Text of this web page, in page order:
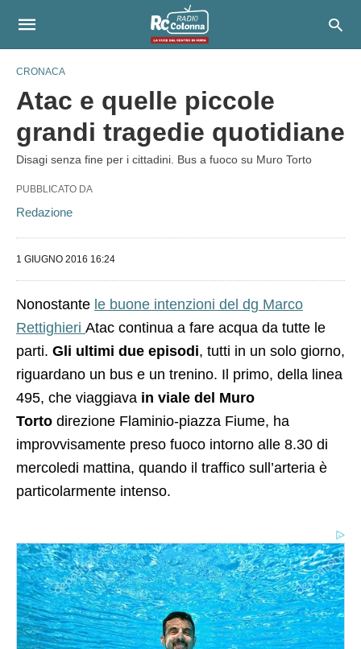
CRONACA
Atac e quelle piccole
grandi tragedie quotidiane
Disagi senza fine per i cittadini. Bus a fuoco su Muro Torto
PUBBLICATO DA
Redazione
1 GIUGNO 2016 16:24
Nonostante le buone intenzioni del dg Marco
Rettighieri Atac continua a fare acqua da tutte le
parti. Gli ultimi due episodi, tutti in un solo giorno,
riguardano un bus e un trenino. Il primo, della linea
495, che viaggiava in viale del Muro
Torto direzione Flaminio-piazza Fiume, ha
improvvisamente preso fuoco intorno alle 8.30 di
mercoledi mattina, quando il traffico sull’arteria è
particolarmente intenso.